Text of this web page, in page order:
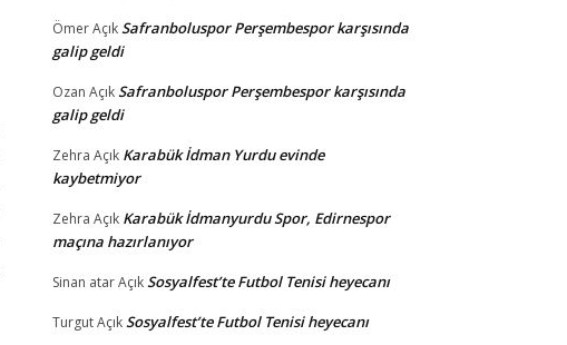
ÖmerAçıkSafranboluspor Perşembespor karşısında
galip geldi
Ozan AçıkSafranboluspor Perşembespor karşısında
galip geldi
Zehra Açık Karabük İdman Yurdu evinde
kaybetmiyor
Zehra Açık Karabük İdmanyurdu Spor, Edirnespor
maçına hazırlanıyor
Sinan atarAçıkSosyalfest’te Futbol Tenisi heyecanı
TurgutAçıkSosyalfest’te Futbol Tenisi heyecanı